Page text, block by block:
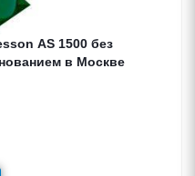
АS 1500 без
в Москве